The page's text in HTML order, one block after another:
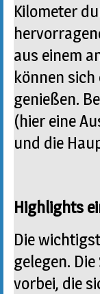
Kilometer
aus einem
können
genießen.
(hier eine
und die
Highlights
Die
gelegen.
vorbei, die